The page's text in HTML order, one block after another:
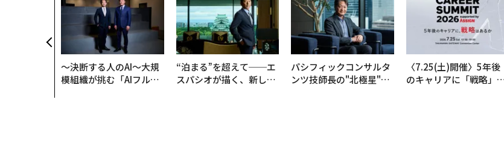
〜決断する人のAI〜大規
模組織が挑む「AIフル実
“泊まる”を超えて──エ
スパシオが描く、新しい
パシフィックコンサルタ
ンツ技師長の"北極星"。
〈7.25(土)開催〉5年後
のキャリアに「戦略」